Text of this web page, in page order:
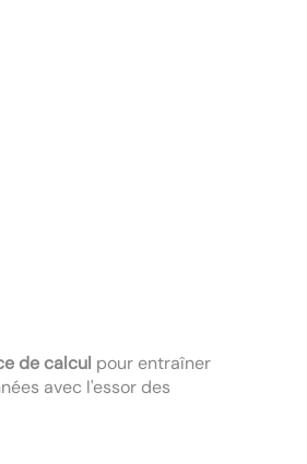
de calcul pour entraîner
avec l'essor des